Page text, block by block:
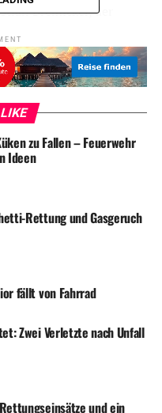
Bremicker, der
auch der Landrat
und der
Hasenberg gehörten,
„Neue
folgen und
an die
bei der zahlreiche
und verabschiedet
ein und gab
ABUS Security World.
Landesverkehrswacht
gegen
durch die
Zum einen fordern
des § 23
zu Fallen – Feuerwehr
Ideen
Rettung und Gasgeruch
fällt von Fahrrad
Zwei Verletzte nach Unfall
und ein